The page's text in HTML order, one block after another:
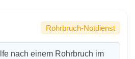
Rohrbruch-Notdienst
nach einem Rohrbruch im